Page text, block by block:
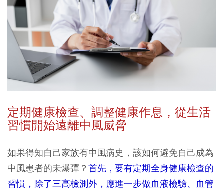
定期健康檢查、調整健康作息，從生活
習慣開始遠離中風威脅
如果得知自己家族有中風病史，該如何避免自己成為
中風患者的未爆彈？ 首先，要有定期全身健康檢查的
習慣，除了三高檢測外，應進一步做血液檢驗、血管